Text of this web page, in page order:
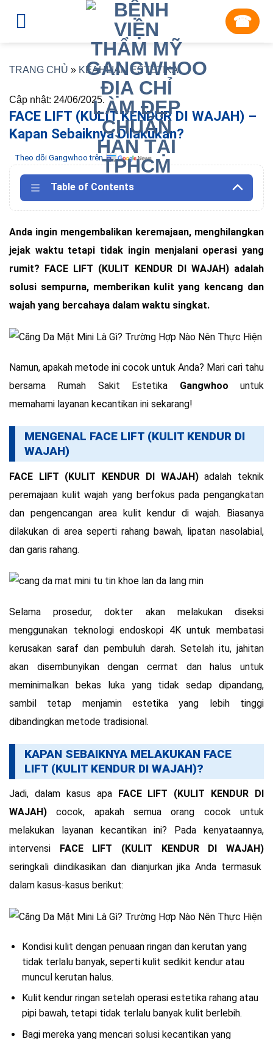
☎︎
TRANG CHỦ » KEAHLIAN ESTETIKA
Cập nhật: 24/06/2025.
FACE LIFT (KULIT KENDUR DI WAJAH) –
Kapan Sebaiknya Dilakukan?
Theo dõi Gangwhoo trên
Table of Contents
Anda ingin mengembalikan keremajaan, menghilangkan
jejak waktu tetapi tidak ingin menjalani operasi yang
rumit? FACE LIFT (KULIT KENDUR DI WAJAH) adalah
solusi sempurna, memberikan kulit yang kencang dan
wajah yang bercahaya dalam waktu singkat.
Namun, apakah metode ini cocok untuk Anda? Mari cari tahu
bersama Rumah Sakit Estetika Gangwhoo untuk
memahami layanan kecantikan ini sekarang!
MENGENAL FACE LIFT (KULIT KENDUR DI
WAJAH)
FACE LIFT (KULIT KENDUR DI WAJAH)adalah teknik
peremajaan kulit wajah yang berfokus pada pengangkatan
dan pengencangan area kulit kendur di wajah. Biasanya
dilakukan di area seperti rahang bawah, lipatan nasolabial,
dan garis rahang.
Selama prosedur, dokter akan melakukan diseksi
menggunakan teknologi endoskopi 4K untuk membatasi
kerusakan saraf dan pembuluh darah. Setelah itu, jahitan
akan disembunyikan dengan cermat dan halus untuk
meminimalkan bekas luka yang tidak sedap dipandang,
sambil tetap menjamin estetika yang lebih tinggi
dibandingkan metode tradisional.
KAPAN SEBAIKNYA MELAKUKAN FACE
LIFT (KULIT KENDUR DI WAJAH)?
Jadi, dalam kasus apa
FACE LIFT (KULIT KENDUR DI
WAJAH) cocok, apakah semua orang cocok untuk
melakukan layanan kecantikan ini? Pada kenyataannya,
intervensi
FACE LIFT (KULIT KENDUR DI WAJAH)
seringkali diindikasikan dan dianjurkan jika Anda termasuk
dalam kasus-kasus berikut:
Kondisi kulit dengan penuaan ringan dan kerutan yang
tidak terlalu banyak, seperti kulit sedikit kendur atau
muncul kerutan halus.
Kulit kendur ringan setelah operasi estetika rahang atau
pipi bawah, tetapi tidak terlalu banyak kulit berlebih.
Bagi mereka yang mencari solusi kecantikan yang